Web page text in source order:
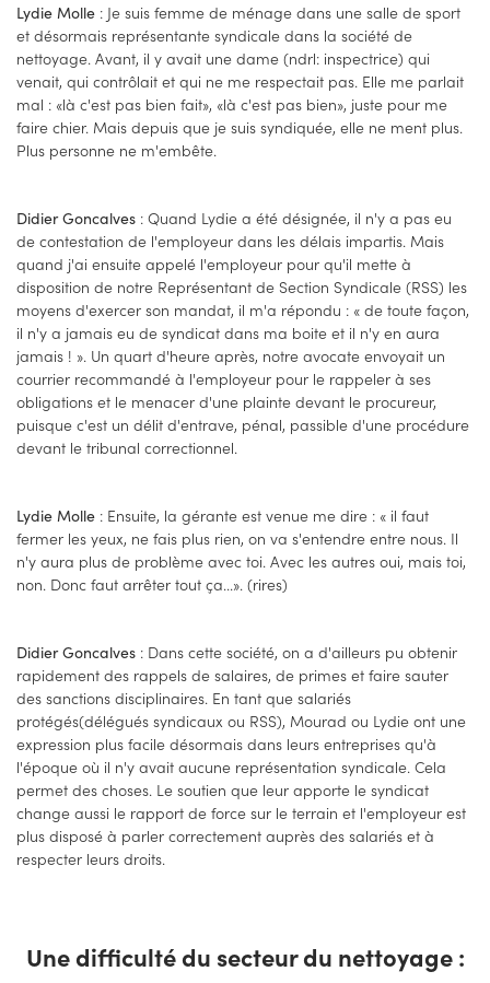
Lydie Molle : Je suis femme de ménage dans une salle de sport
et désormais représentante syndicale dans la société de
nettoyage. Avant, il y avait une dame (ndrl: inspectrice) qui
venait, qui contrôlait et qui ne me respectait pas. Elle me parlait
mal : «là c'est pas bien fait», «là c'est pas bien», juste pour me
faire chier. Mais depuis que je suis syndiquée, elle ne ment plus.
Plus personne ne m'embête.
Didier Goncalves : Quand Lydie a été désignée, il n'y a pas eu
de contestation de l'employeur dans les délais impartis. Mais
quand j'ai ensuite appelé l'employeur pour qu'il mette à
disposition de notre Représentant de Section Syndicale (RSS) les
moyens d'exercer son mandat, il m'a répondu : « de toute façon,
il n'y a jamais eu de syndicat dans ma boite et il n'y en aura
jamais ! ». Un quart d'heure après, notre avocate envoyait un
courrier recommandé à l'employeur pour le rappeler à ses
obligations et le menacer d'une plainte devant le procureur,
puisque c'est un délit d'entrave, pénal, passible d'une procédure
devant le tribunal correctionnel.
Lydie Molle : Ensuite, la gérante est venue me dire : « il faut
fermer les yeux, ne fais plus rien, on va s'entendre entre nous. Il
n'y aura plus de problème avec toi. Avec les autres oui, mais toi,
non. Donc faut arrêter tout ça...». (rires)
Didier Goncalves : Dans cette société, on a d'ailleurs pu obtenir
rapidement des rappels de salaires, de primes et faire sauter
des sanctions disciplinaires. En tant que salariés
protégés(délégués syndicaux ou RSS), Mourad ou Lydie ont une
expression plus facile désormais dans leurs entreprises qu'à
l'époque où il n'y avait aucune représentation syndicale. Cela
permet des choses. Le soutien que leur apporte le syndicat
change aussi le rapport de force sur le terrain et l'employeur est
plus disposé à parler correctement auprès des salariés et à
respecter leurs droits.
Une difficulté du secteur du nettoyage :